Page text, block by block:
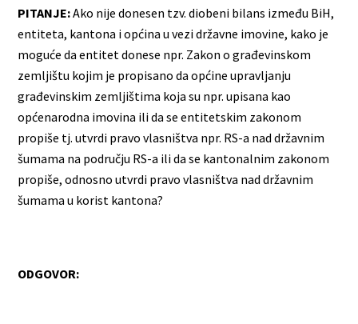
PITANJE:Ako nije donesen tzv. diobeni bilans između BiH,
entiteta, kantona i općina u vezi državne imovine, kako je
moguće da entitet donese npr. Zakon o građevinskom
zemljištu kojim je propisano da općine upravljanju
građevinskim zemljištima koja su npr. upisana kao
općenarodna imovina ili da se entitetskim zakonom
propiše tj. utvrdi pravo vlasništva npr. RS-a nad državnim
šumama na području RS-a ili da se kantonalnim zakonom
propiše, odnosno utvrdi pravo vlasništva nad državnim
šumama u korist kantona?
ODGOVOR: